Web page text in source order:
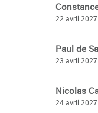
22 avril
Paul de
23 avril
Nicolas
24 avril